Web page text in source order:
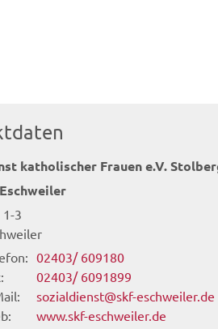
katholischer Frauen e.V.
1-3
02403/ 609180
02403/ 6091899
sozialdienst@skf-eschweiler.de
www.skf-eschweiler.de